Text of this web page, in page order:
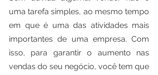
uma tarefa simples, ao mesmo tempo
em que é uma das atividades mais
importantes de uma empresa. Com
isso, para garantir o aumento nas
vendas do seu negócio, você tem que